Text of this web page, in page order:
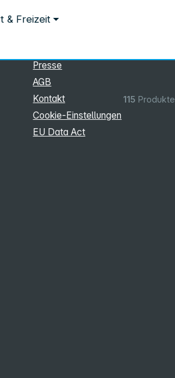
& Freizeit
115 Produkte
Presse
AGB
Kontakt
Cookie‑Einstellungen
EU Data Act